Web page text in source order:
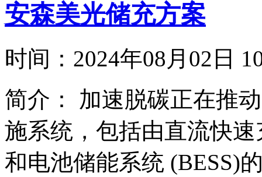
安森美光储充方案
时间： 2024年08月02
简介：
加速脱碳正在推
施系统，包括由直流快
和电池储能系统 (BESS)